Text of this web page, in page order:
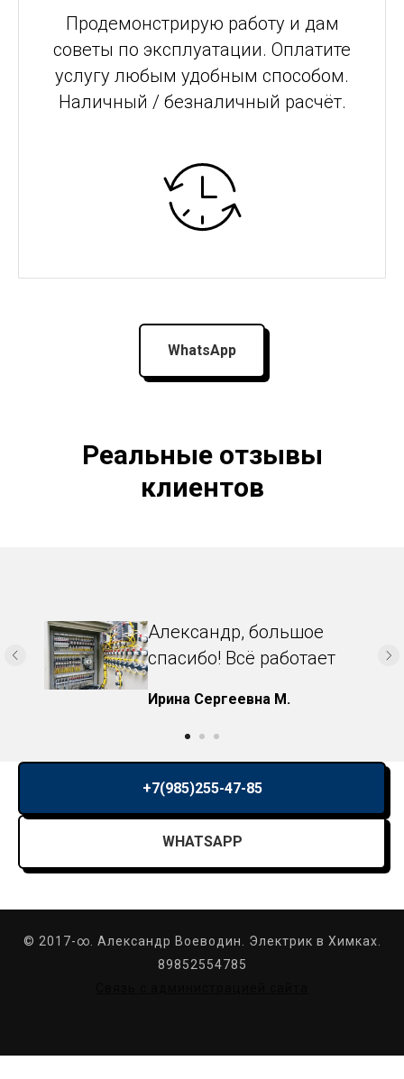
Продемонстрирую работу и дам
советы по эксплуатации. Оплатите
услугу любым удобным способом.
Наличный / безналичный расчёт.
WhatsApp
Реальные отзывы
клиентов
Александр, большое
спасибо! Всё работает
Ирина Сергеевна М.
+7(985)255-47-85
WHATSAPP
© 2017-∞. Александр Воеводин. Электрик в Химках.
89852554785